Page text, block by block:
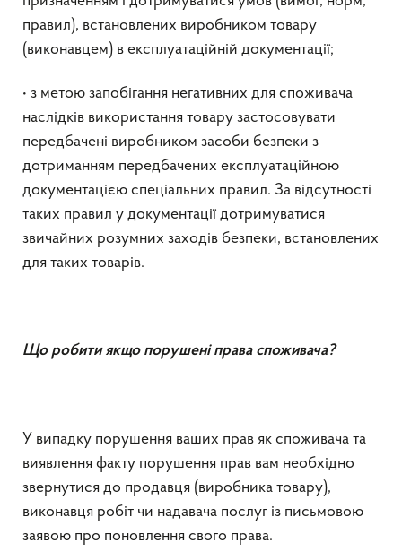
правил), встановлених виробником товару
(виконавцем) в експлуатаційній документації;
• з метою запобігання негативних для споживача
наслідків використання товару застосовувати
передбачені виробником засоби безпеки з
дотриманням передбачених експлуатаційною
документацією спеціальних правил. За відсутності
таких правил у документації дотримуватися
звичайних розумних заходів безпеки, встановлених
для таких товарів.
Що робити якщо порушені права споживача?
У випадку порушення ваших прав як споживача та
виявлення факту порушення прав вам необхідно
звернутися до продавця (виробника товару),
виконавця робіт чи надавача послуг із письмовою
заявою про поновлення свого права.